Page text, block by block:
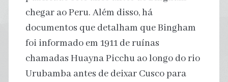
chegar ao Peru. Além disso, há
documentos que detalham que Bingham
foi informado em 1911 de ruínas
chamadas Huayna Picchu ao longo do rio
Urubamba antes de deixar Cusco para